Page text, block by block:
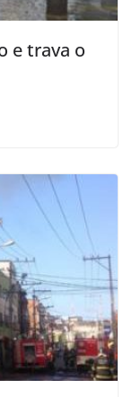
e trava o